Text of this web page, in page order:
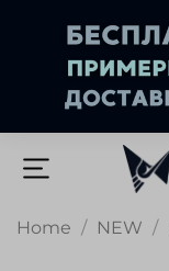
Home NEW